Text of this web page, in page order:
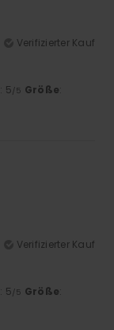
Verifizierter Kauf
: 5/5 Größe:
Verifizierter Kauf
: 5/5 Größe: